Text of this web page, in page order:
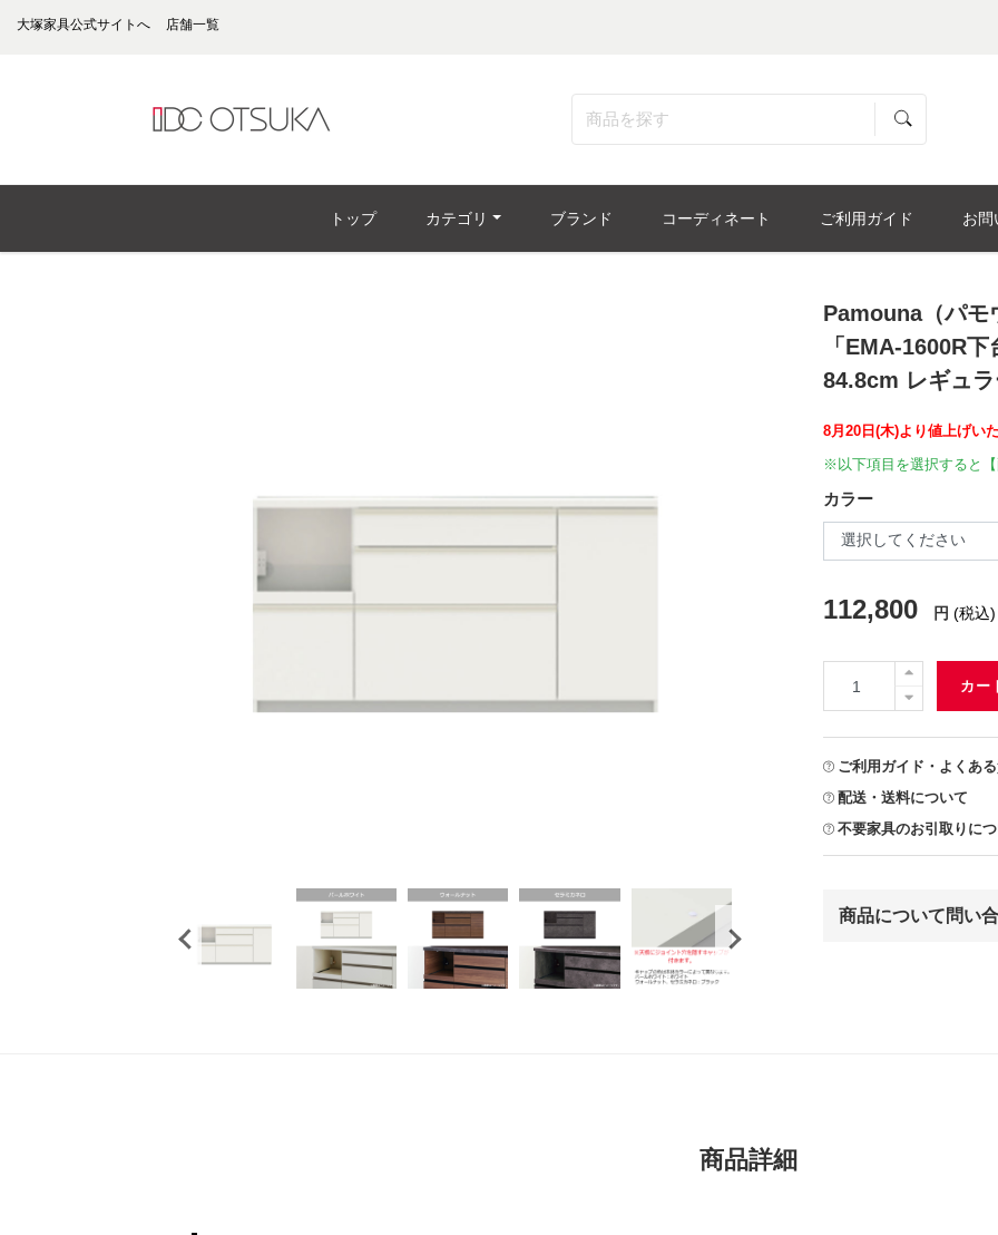
大塚家具公式サイトへ 店舗一覧
トップ カテゴリ ブランド コーディネート ご利用ガイド お問
Pamouna（パモ
「EMA-1600R
84.8cm レギュ
8月20日(木)より値上げい
※以下項目を選択すると
カラー
112,800 円 (税込)
カー
ご利用ガイド・よくあ
配送・送料について
不要家具のお引取りに
商品について問い
商品詳細